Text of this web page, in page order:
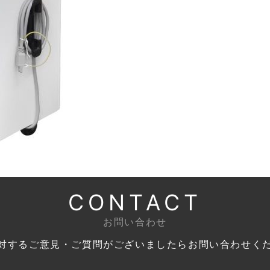
CONTACT
お問い合わせ
するご意見・ご質問がございましたら お問い合わせく